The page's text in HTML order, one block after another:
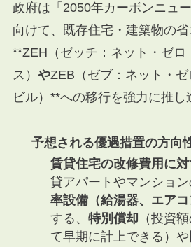
政府は「2050年カーボンニュ
向けて、既存住宅・建築物の
**ZEH（ゼッチ：ネット・ゼロ
ス） やZEB（ゼブ：ネット・ゼ
ビル）**への移行を強力に推し
予想される優遇措置の方向
賃貸住宅の改修費用に
貸アパートやマンショ
率設備（給湯器、エア
する、 特別償却 （投資
て早期に計上できる）や